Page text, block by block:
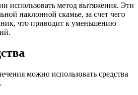
использовать метод вытяжения. Эти
наклонной скамье, за счет чего
что приводит к уменьшению
можно использовать средства